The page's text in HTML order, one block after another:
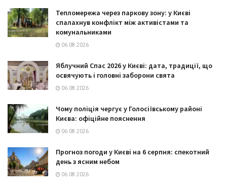
Тепломережа через паркову зону: у Києві
спалахнув конфлікт між активістами та
комунальниками
06.08.2026
Яблучний Спас 2026 у Києві: дата, традиції, що
освячують і головні заборони свята
06.08.2026
Чому поліція чергує у Голосіївському районі
Києва: офіційне пояснення
06.08.2026
Прогноз погоди у Києві на 6 серпня: спекотний
день з ясним небом
06.08.2026